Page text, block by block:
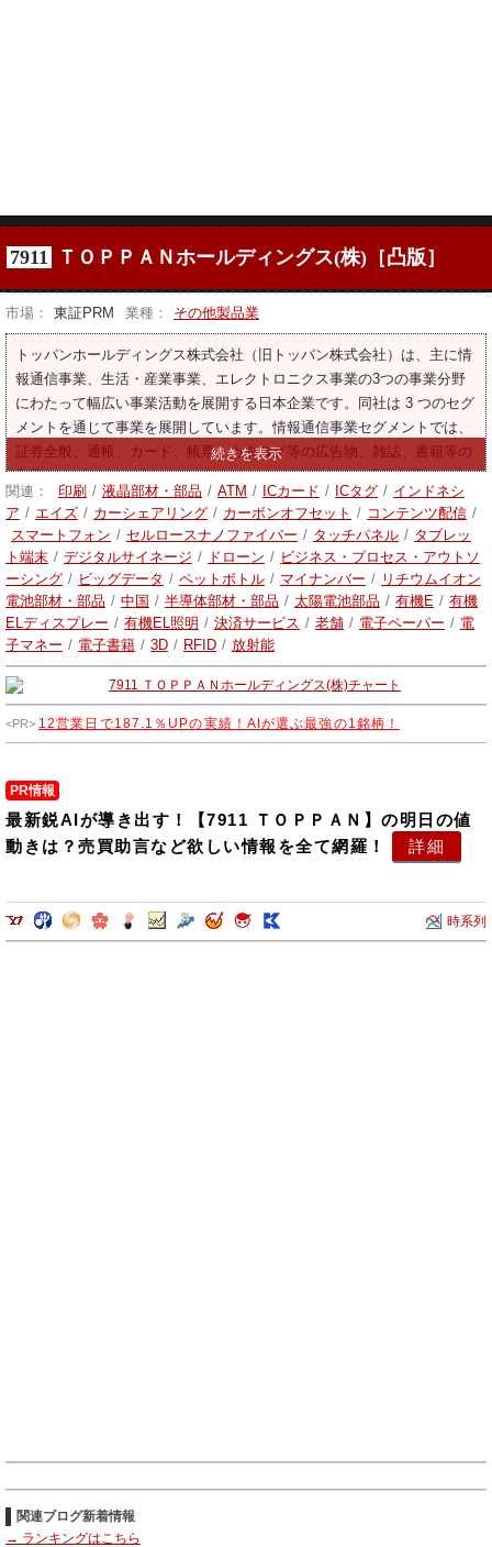
7911 ＴＯＰＰＡＮホールディングス(株)［凸版］
市場： 東証PRM 業種： その他製品業
トッパンホールディングス株式会社（旧トッパン株式会社）は、主に情
報通信事業、生活・産業事業、エレクトロニクス事業の3つの事業分野
にわたって幅広い事業活動を展開する日本企業です。同社は 3 つのセグ
メントを通じて事業を展開しています。情報通信事業セグメントでは、
証券全般、通帳、カード、帳票、カタログ等の広告物、雑誌、書籍等の
印刷物、ビジネスプロセスアウトソーシング（bpo）の提供を行ってお
ります。生活・産業事業セグメントでは、軟包材や紙パックなどのパッ
ケージング製品、プラスチック成形品、インキ、透明バリアフィルム、
化粧シート、壁紙などの建築資材を提供しています。エレクトロニクス
事業セグメントは、液晶ディスプレイ (lcd) カラーフィルター、薄膜ト
ランジスタ (tft) 液晶ディスプレイ、反射防止フィルム、フォトマスク、
および半導体パッケージング製品を提供します。
関連： 印刷 / 液晶部材・部品 / ATM / ICカード / ICタグ / インドネシ
ア / エイズ / カーシェアリング / カーボンオフセット / コンテンツ配信 /
スマートフォン / セルロースナノファイバー / タッチパネル / タブレッ
ト端末 / デジタルサイネージ / ドローン / ビジネス・プロセス・アウトソ
ーシング / ビッグデータ / ペットボトル / マイナンバー / リチウムイオン
電池部材・部品 / 中国 / 半導体部材・部品 / 太陽電池部品 / 有機E / 有機
ELディスプレー / 有機EL照明 / 決済サービス / 老舗 / 電子ペーパー / 電
子マネー / 電子書籍 / 3D / RFID / 放射能
12営業日で187.1％UPの実績！AIが選ぶ最強の1銘柄！
PR情報
最新鋭AIが導き出す！【7911 ＴＯＰＰＡＮ】の明日の値
動きは？売買助言など欲しい情報を全て網羅！
詳細
時系列
関連ブログ新着情報
→ ランキングはこちら